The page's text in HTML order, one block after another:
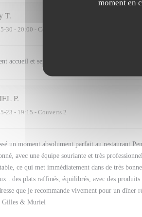
moment en
T
30 - 20:00 - Couverts 3
accueil et service. Très bonne cuisine.
P
23 - 19:15 - Couverts 2
un moment absolument parfait au restaurant
avec une équipe souriante et très
ce qui met immédiatement dans de très
: des plats raffinés, équilibrés, avec des
que je recommande vivement pour un dîner
Gilles & Muriel